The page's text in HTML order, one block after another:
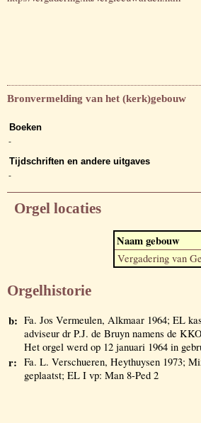
Bronvermelding van het (kerk)gebouw
Boeken
-
Tijdschriften en andere uitgaves
-
Orgel locaties
Naam gebouw
Vergadering van
Orgelhistorie
b: Fa. Jos Vermeulen, Alkmaar 1964; EL
adviseur dr P.J. de Bruyn namens de
Het orgel werd op 12 januari 1964 in
r: Fa. L. Verschueren, Heythuysen 1973;
geplaatst; EL I vp: Man 8-Ped 2